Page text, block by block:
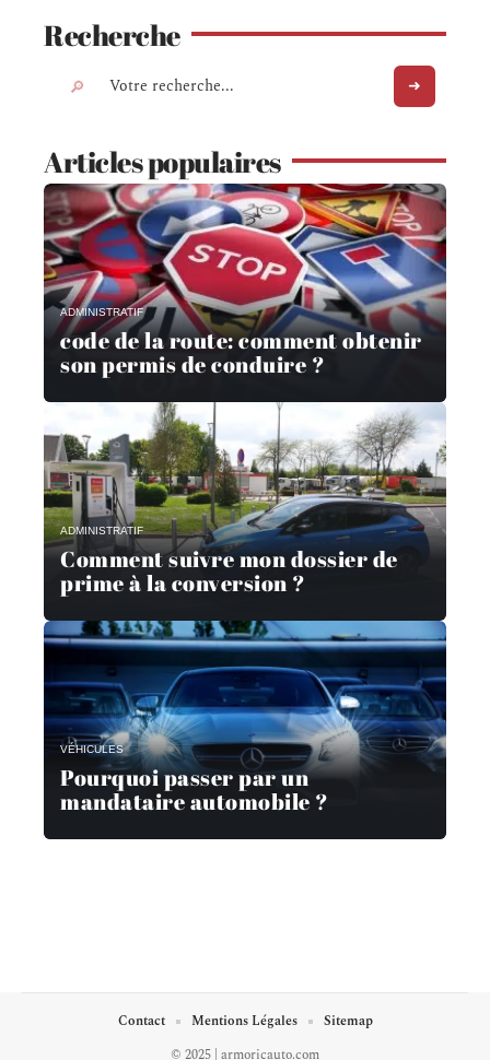
Recherche
Articles populaires
ADMINISTRATIF
code de la route: comment obtenir
son permis de conduire ?
ADMINISTRATIF
Comment suivre mon dossier de
prime à la conversion ?
VÉHICULES
Pourquoi passer par un
mandataire automobile ?
© 2025 | armoricauto.com
Contact Mentions Légales Sitemap